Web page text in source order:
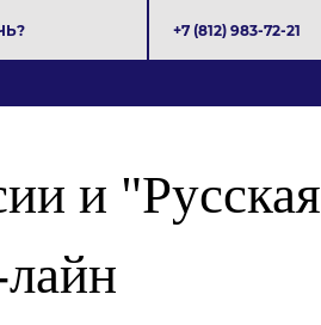
+7 (812) 983-72-21
и